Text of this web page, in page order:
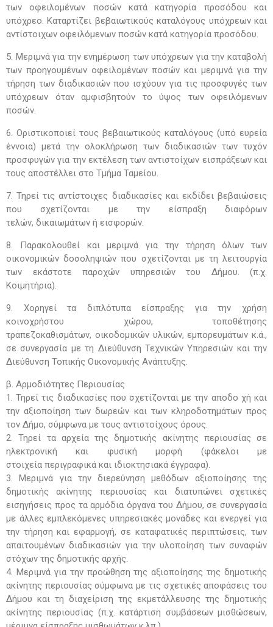
των οφειλομένων ποσών κατά κατηγορία προσόδου και
υπόχρεο. Καταρτίζει βεβαιωτικούς καταλόγους υπόχρεων και
αντίστοιχων οφειλόμενων ποσών κατά κατηγορία προσόδου.
5. Μεριμνά για την ενημέρωση των υπόχρεων για την καταβολή
των προηγουμένων οφειλομένων ποσών και μεριμνά για την
τήρηση των διαδικασιών που ισχύουν για τις προσφυγές των
υπόχρεων όταν αμφισβητούν το ύψος των οφειλόμενων
ποσών.
6. Οριστικοποιεί τους βεβαιωτικούς καταλόγους (υπό ευρεία
έννοια) μετά την ολοκλήρωση των διαδικασιών των τυχόν
προσφυγών για την εκτέλεση των αντιστοίχων εισπράξεων και
τους αποστέλλει στο Τμήμα Ταμείου.
7. Τηρεί τις αντίστοιχες διαδικασίες και εκδίδει βεβαιώσεις
που σχετίζονται με την είσπραξη διαφόρων
τελών, δικαιωμάτων ή εισφορών.
8. Παρακολουθεί και μεριμνά για την τήρηση όλων των
οικονομικών δοσοληψιών που σχετίζονται με τη λειτουργία
των εκάστοτε παροχών υπηρεσιών του Δήμου. (π.χ.
Κοιμητήρια).
9. Χορηγεί τα διπλότυπα είσπραξης για την χρήση
κοινοχρήστου χώρου, τοποθέτησης
τραπεζοκαθισμάτων, οικοδομικών υλικών, εμπορευμάτων κ.ά.,
σε συνεργασία με τη Διεύθυνση Τεχνικών Υπηρεσιών και την
Διεύθυνση Τοπικής Οικονομικής Ανάπτυξης.
β. Αρμοδιότητες Περιουσίας
1. Τηρεί τις διαδικασίες που σχετίζονται με την αποδο χή και
την αξιοποίηση των δωρεών και των κληροδοτημάτων προς
τον Δήμο, σύμφωνα με τους αντιστοίχους όρους.
2. Τηρεί τα αρχεία της δημοτικής ακίνητης περιουσίας σε
ηλεκτρονική και φυσική μορφή (φάκελοι με
στοιχεία περιγραφικά και ιδιοκτησιακά έγγραφα).
3. Μεριμνά για την διερεύνηση μεθόδων αξιοποίησης της
δημοτικής ακίνητης περιουσίας και διατυπώνει σχετικές
εισηγήσεις προς τα αρμόδια όργανα του Δήμου, σε συνεργασία
με άλλες εμπλεκόμενες υπηρεσιακές μονάδες και ενεργεί για
την τήρηση και εφαρμογή, σε καταφατικές περιπτώσεις, των
απαιτουμένων διαδικασιών για την υλοποίηση των συναφών
στόχων της δημοτικής αρχής.
4. Μεριμνά για την προώθηση της αξιοποίησης της δημοτικής
ακίνητης περιουσίας σύμφωνα με τις σχετικές αποφάσεις του
Δήμου και τη διαχείριση της εκμετάλλευσης της δημοτικής
ακίνητης περιουσίας (π.χ. κατάρτιση συμβάσεων μισθώσεων,